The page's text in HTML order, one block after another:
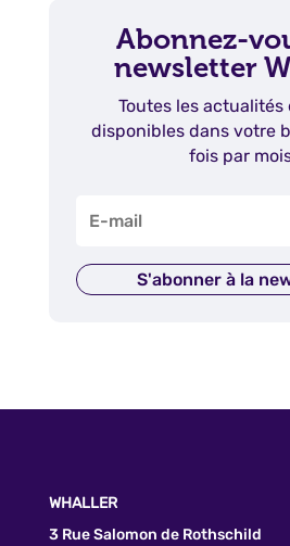
Abonnez-
newsletter
Toutes les
disponibles dans votre
fois par
S'abonner à la
WHALLER
3 Rue Salomon de Rothschild